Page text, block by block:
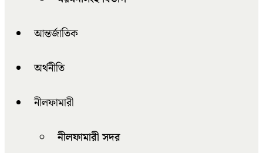
আন্তর্জাতিক
অর্থনীতি
নীলফামারী
নীলফামারী সদর